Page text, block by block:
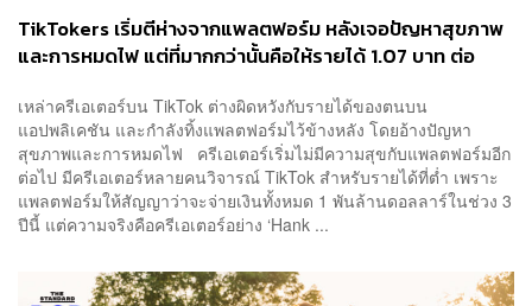
TikTokers เริ่มตีห่างจากแพลตฟอร์ม หลังเจอปัญหาสุขภาพ
และการหมดไฟ แต่ที่มากกว่านั้นคือให้รายได้ 1.07 บาท ต่อ
เหล่าครีเอเตอร์บน TikTok ต่างผิดหวังกับรายได้ของตนบน
แอปพลิเคชัน และกำลังทิ้งแพลตฟอร์มไว้ข้างหลัง โดยอ้างปัญหา
สุขภาพและการหมดไฟ ครีเอเตอร์เริ่มไม่มีความสุขกับแพลตฟอร์มอีก
ต่อไป มีครีเอเตอร์หลายคนวิจารณ์ TikTok สำหรับรายได้ที่ต่ำ เพราะ
แพลตฟอร์มให้สัญญาว่าจะจ่ายเงินทั้งหมด 1 พันล้านดอลลาร์ในช่วง 3
ปีนี้ แต่ความจริงคือครีเอเตอร์อย่าง ‘Hank ...